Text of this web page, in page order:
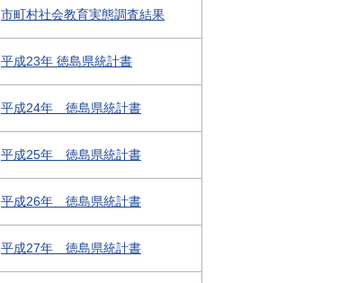
市町村社会教育実態調査結果
平成23年 徳島県統計書
平成24年 徳島県統計書
平成25年 徳島県統計書
平成26年 徳島県統計書
平成27年 徳島県統計書